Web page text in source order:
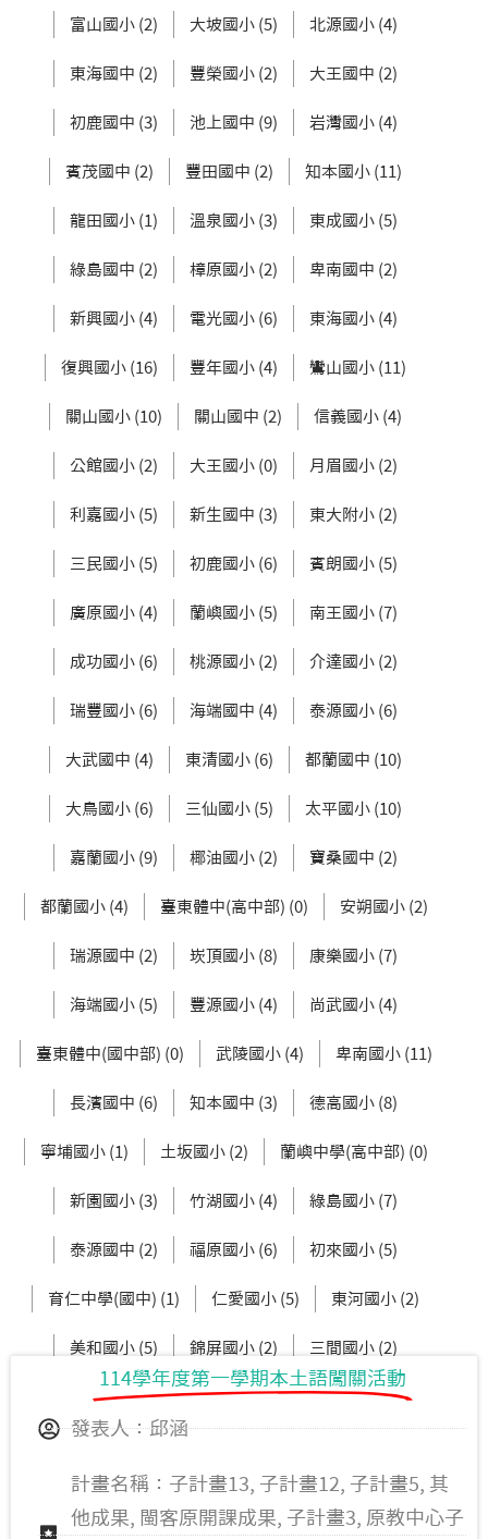
富山國小 (2) 大坡國小 (5) 北源國小 (4)
東海國中 (2) 豐榮國小 (2) 大王國中 (2)
初鹿國中 (3) 池上國中 (9) 岩灣國小 (4)
賓茂國中 (2) 豐田國中 (2) 知本國小 (11)
龍田國小 (1) 溫泉國小 (3) 東成國小 (5)
綠島國中 (2) 樟原國小 (2) 卑南國中 (2)
新興國小 (4) 電光國小 (6) 東海國小 (4)
復興國小 (16) 豐年國小 (4) 鸞山國小 (11)
關山國小 (10) 關山國中 (2) 信義國小 (4)
公館國小 (2) 大王國小 (0) 月眉國小 (2)
利嘉國小 (5) 新生國中 (3) 東大附小 (2)
三民國小 (5) 初鹿國小 (6) 賓朗國小 (5)
廣原國小 (4) 蘭嶼國小 (5) 南王國小 (7)
成功國小 (6) 桃源國小 (2) 介達國小 (2)
瑞豐國小 (6) 海端國中 (4) 泰源國小 (6)
大武國中 (4) 東清國小 (6) 都蘭國中 (10)
大鳥國小 (6) 三仙國小 (5) 太平國小 (10)
嘉蘭國小 (9) 椰油國小 (2) 寶桑國中 (2)
都蘭國小 (4) 臺東體中(高中部) (0) 安朔國小 (2)
瑞源國中 (2) 崁頂國小 (8) 康樂國小 (7)
海端國小 (5) 豐源國小 (4) 尚武國小 (4)
臺東體中(國中部) (0) 武陵國小 (4) 卑南國小 (11)
長濱國中 (6) 知本國中 (3) 德高國小 (8)
寧埔國小 (1) 土坂國小 (2) 蘭嶼中學(高中部) (0)
新園國小 (3) 竹湖國小 (4) 綠島國小 (7)
泰源國中 (2) 福原國小 (6) 初來國小 (5)
育仁中學(國中) (1) 仁愛國小 (5) 東河國小 (2)
美和國小 (5) 錦屏國小 (2) 三間國小 (2)
賓茂國小 (5) 寶桑國小 (2)
114學年度第一學期本土語闖關活動
發表人：邱涵
計畫名稱：子計畫13, 子計畫12, 子計畫5, 其
他成果, 閩客原開課成果, 子計畫3, 原教中心子